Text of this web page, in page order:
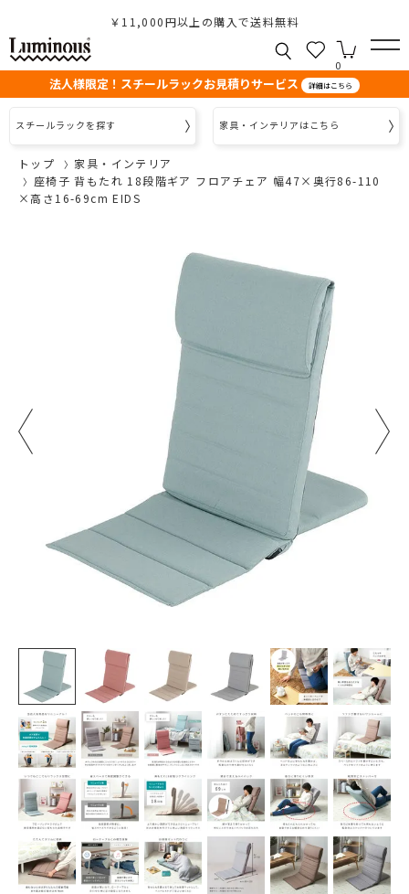
￥11,000円以上の購入で送料無料
0
法人様限定！スチールラックお見積りサービス 詳細はこちら
スチールラックを探す 家具・インテリアはこちら
トップ
家具・インテリア
座椅子 背もたれ 18段階ギア フロアチェア 幅47×奥行86-110
×高さ16-69cm EIDS